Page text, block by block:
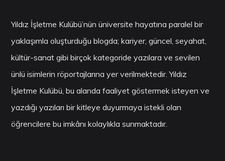
Yıldız İşletme Kulübü’nün üniversite hayatına paralel bir
yaklaşımla oluşturduğu blogda; kariyer, güncel, seyahat,
kültür-sanat gibi birçok kategoride yazılara ve sevilen
ünlü isimlerin röportajlarına yer verilmektedir. Yıldız
İşletme Kulübü, bu alanda faaliyet göstermek isteyen ve
yazdığı yazıları bir kitleye duyurmaya istekli olan
öğrencilere bu imkânı kolaylıkla sunmaktadır.